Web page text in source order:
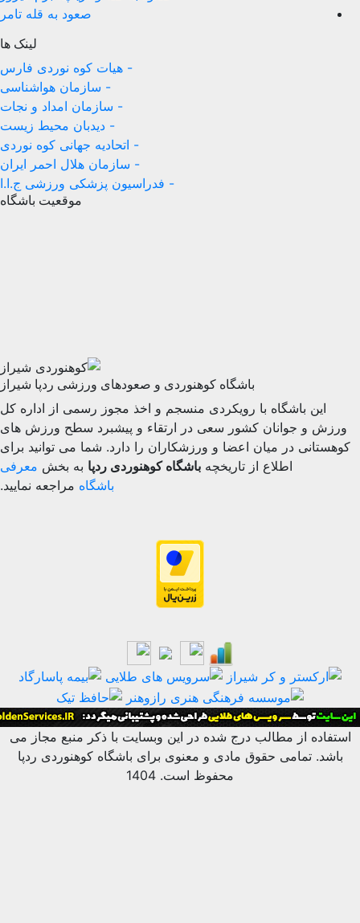
صعود به قله تامر
- هیات کوه نوردی فارس
- سازمان هواشناسی
- سازمان امداد و نجات
- دیدبان محیط زیست
- اتحادیه جهانی کوه نوردی
- سازمان هلال احمر ایران
- فدراسیون پزشکی ورزشی ج.ا.ا
موقعیت باشگاه
باشگاه کوهنوردی و صعودهای ورزشی ردپا شیراز
باشگاه با رویکردی منسجم و اخذ مجوز رسمی از اداره کل
جوانان کشور سعی در ارتقاء و پیشبرد سطح ورزش های
در میان اعضا و ورزشکاران را دارد. شما می توانید برای
اطلاع از تاریخچهباشگاه کوهنوردی ردپا به بخشمعرفی
مراجعه نمایید.
از مطالب درج شده در این وبسایت با ذکر منبع مجاز می
تمامی حقوق مادی و معنوی برای باشگاه کوهنوردی ردپا
محفوظ است. 1404